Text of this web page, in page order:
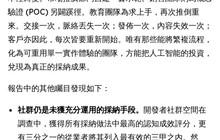
驗證 (POC) 另闢蹊徑。教育團隊為求上手，再次推倒重
來。交接一次，脈絡丟失一次；發佈一次，內容失效一次；
客戶亦因此，每次皆要重新開始。唯有那些能將繁複流程，
化為可重用單一實作體驗的團隊，方能把人工智能的投資，
兌現為真正的採納成果。
報告中的其他矚目發現如下：
社群仍是未獲充分運用的採納手段。 開發者社群空間在
調查中，獲得所有採納做法中最高的認知成效評分，更
有三分之一的從業者將其列入最有效的三甲之內。然